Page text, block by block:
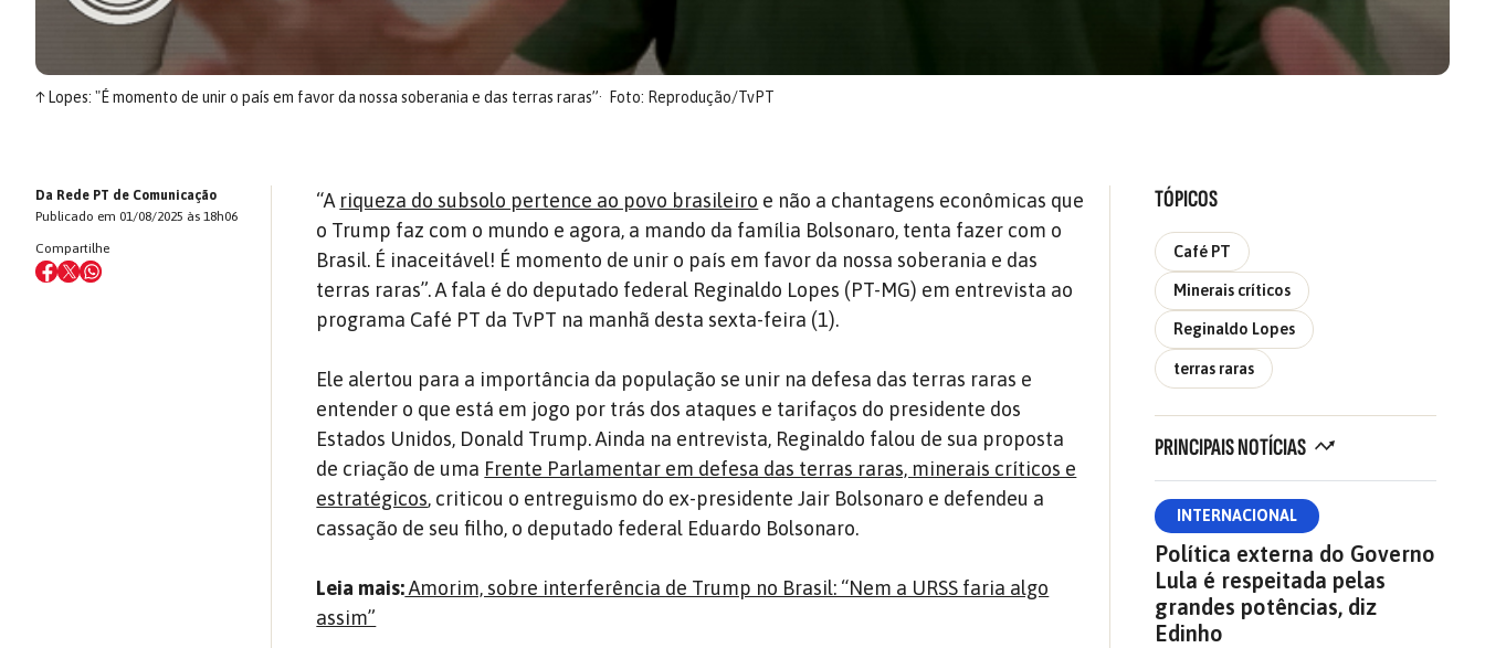
↑Lopes: "É momento de unir o país em favor da nossa soberania e das terras raras” Foto: Reprodução/TvPT
Da Rede PT de Comunicação
Publicado em 01/08/2025 às 18h06
Compartilhe
“Ariqueza do subsolo pertence ao povo brasileiro e não a chantagens econômicas que
o Trump faz com o mundo e agora, a mando da família Bolsonaro, tenta fazer com o
Brasil. É inaceitável! É momento de unir o país em favor da nossa soberania e das
terras raras”. A fala é do deputado federal Reginaldo Lopes (PT-MG) em entrevista ao
programa Café PT da TvPT na manhã desta sexta-feira (1).
Ele alertou para a importância da população se unir na defesa das terras raras e
entender o que está em jogo por trás dos ataques e tarifaços do presidente dos
Estados Unidos, Donald Trump. Ainda na entrevista, Reginaldo falou de sua proposta
de criação de uma Frente Parlamentar em defesa das terras raras, minerais críticos e
estratégicos, criticou o entreguismo do ex-presidente Jair Bolsonaro e defendeu a
cassação de seu filho, o deputado federal Eduardo Bolsonaro.
Leia mais:Amorim, sobre interferência de Trump no Brasil: “Nem a URSS faria algo
assim”
TÓPICOS
Café PT
Minerais críticos
Reginaldo Lopes
terras raras
PRINCIPAIS NOTÍCIAS
INTERNACIONAL
Política externa do Governo
Lula é respeitada pelas
grandes potências, diz
Edinho